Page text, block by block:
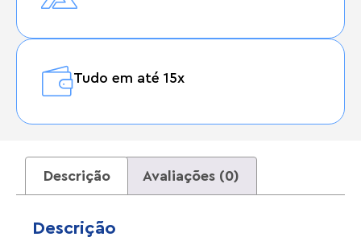
Tudo em até 15x
Descrição Avaliações (0)
Descrição